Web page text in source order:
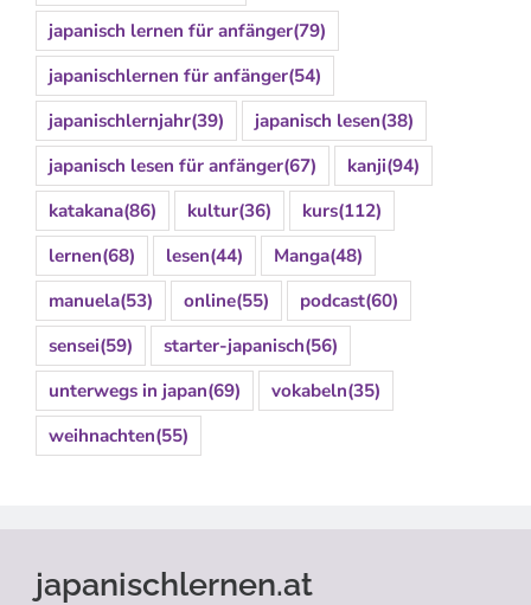
japanisch lernen für anfänger(79)
japanischlernen für anfänger(54)
japanischlernjahr(39) japanisch lesen(38)
japanisch lesen für anfänger(67) kanji(94)
katakana(86) kultur(36) kurs(112)
lernen(68) lesen(44) Manga(48)
manuela(53) online(55) podcast(60)
sensei(59) starter-japanisch(56)
unterwegs in japan(69) vokabeln(35)
weihnachten(55)
japanischlernen.at